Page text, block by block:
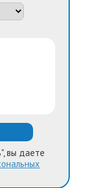
вы даете